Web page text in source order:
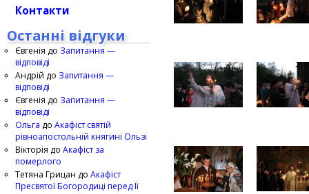
Контакти
Останні відгуки
Євгенія до Запитання —
відповіді
Андрій до Запитання —
відповіді
Євгенія до Запитання —
відповіді
Ольга до Акафіст святій
рівноапостольній княгині Ользі
Вікторія до Акафіст за
померлого
Тетяна Грицан до Акафіст
Пресвятої Богородиці перед Її